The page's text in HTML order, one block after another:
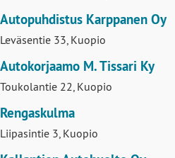
Automaalaamo Pentikäinen Kari
Likolammentie 4, Kuopio
Autopuhdistus Karppanen Oy
Leväsentie 33, Kuopio
Autokorjaamo M. Tissari Ky
Toukolantie 22, Kuopio
Rengaskulma